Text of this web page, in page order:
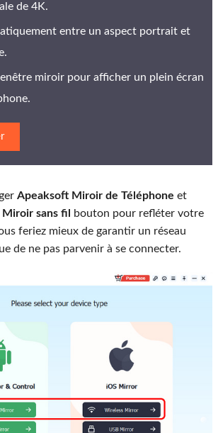
de 4K.
entre un aspect portrait et
miroir pour afficher un plein écran
Apeaksoft Miroir de Téléphone et
Miroir sans fil
bouton pour refléter votre
feriez mieux de garantir un réseau
de ne pas parvenir à se connecter.